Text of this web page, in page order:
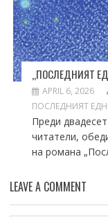
„ПОСЛЕДНИЯТ
APRIL 6, 2026
ПОСЛЕДНИЯТ
Преди
читатели,
на романа
LEAVE A COMMENT